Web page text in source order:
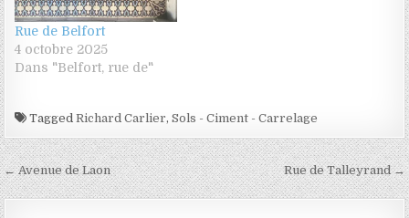
Rue de Belfort
4 octobre 2025
Dans "Belfort, rue de"
TaggedRichard Carlier,Sols - Ciment - Carrelage
Navigation de l’article Rue de Talleyrand →
← Avenue de Laon